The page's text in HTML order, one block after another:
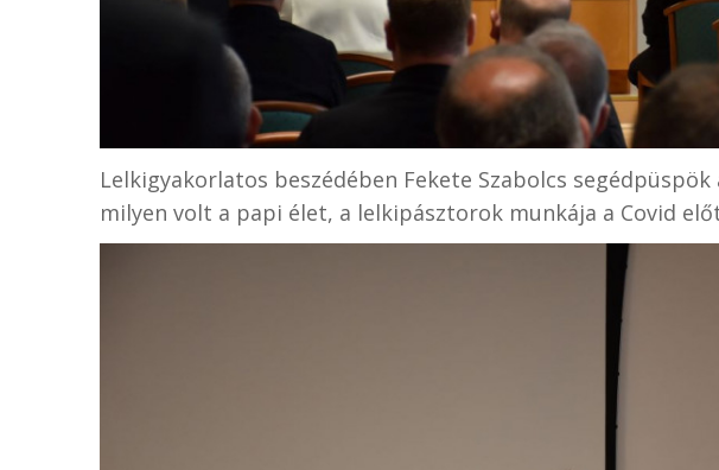
Lelkigyakorlatos beszédében Fekete Szabolcs
milyen volt a papi élet, a lelkipásztorok munkája a Covid